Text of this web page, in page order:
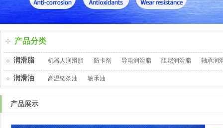
产品分类
润滑脂 机器人润滑脂 防卡剂 导电润滑脂 阻尼润滑脂 轴承润
润滑油 高温链条油 轴承油
产品展示